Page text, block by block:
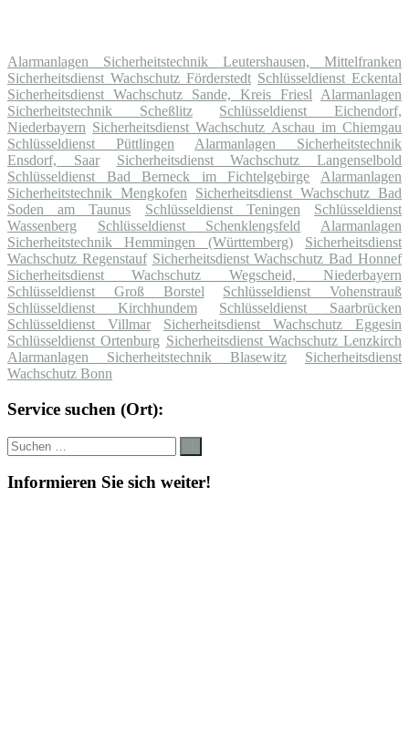
Alarmanlagen Sicherheitstechnik Leutershausen, Mittelfranken
Sicherheitsdienst Wachschutz Förderstedt Schlüsseldienst Eckental
Sicherheitsdienst Wachschutz Sande, Kreis Friesl
Alarmanlagen
Sicherheitstechnik Scheßlitz
Schlüsseldienst Eichendorf,
Niederbayern Sicherheitsdienst Wachschutz Aschau im Chiemgau
Schlüsseldienst Püttlingen
Alarmanlagen Sicherheitstechnik
Ensdorf, Saar
Sicherheitsdienst Wachschutz Langenselbold
Schlüsseldienst Bad Berneck im Fichtelgebirge
Alarmanlagen
Sicherheitstechnik Mengkofen
Sicherheitsdienst Wachschutz Bad
Soden am Taunus
Schlüsseldienst Teningen
Schlüsseldienst
Wassenberg
Schlüsseldienst Schenklengsfeld
Alarmanlagen
Sicherheitstechnik Hemmingen (Württemberg)
Sicherheitsdienst
Wachschutz Regenstauf Sicherheitsdienst Wachschutz Bad Honnef
Sicherheitsdienst Wachschutz Wegscheid, Niederbayern
Schlüsseldienst Groß Borstel
Schlüsseldienst Vohenstrauß
Schlüsseldienst Kirchhundem
Schlüsseldienst Saarbrücken
Schlüsseldienst Villmar
Sicherheitsdienst Wachschutz Eggesin
Schlüsseldienst Ortenburg Sicherheitsdienst Wachschutz Lenzkirch
Alarmanlagen Sicherheitstechnik Blasewitz
Sicherheitsdienst
Wachschutz Bonn
Service suchen (Ort):
Suche
nach:
Informieren Sie sich weiter!